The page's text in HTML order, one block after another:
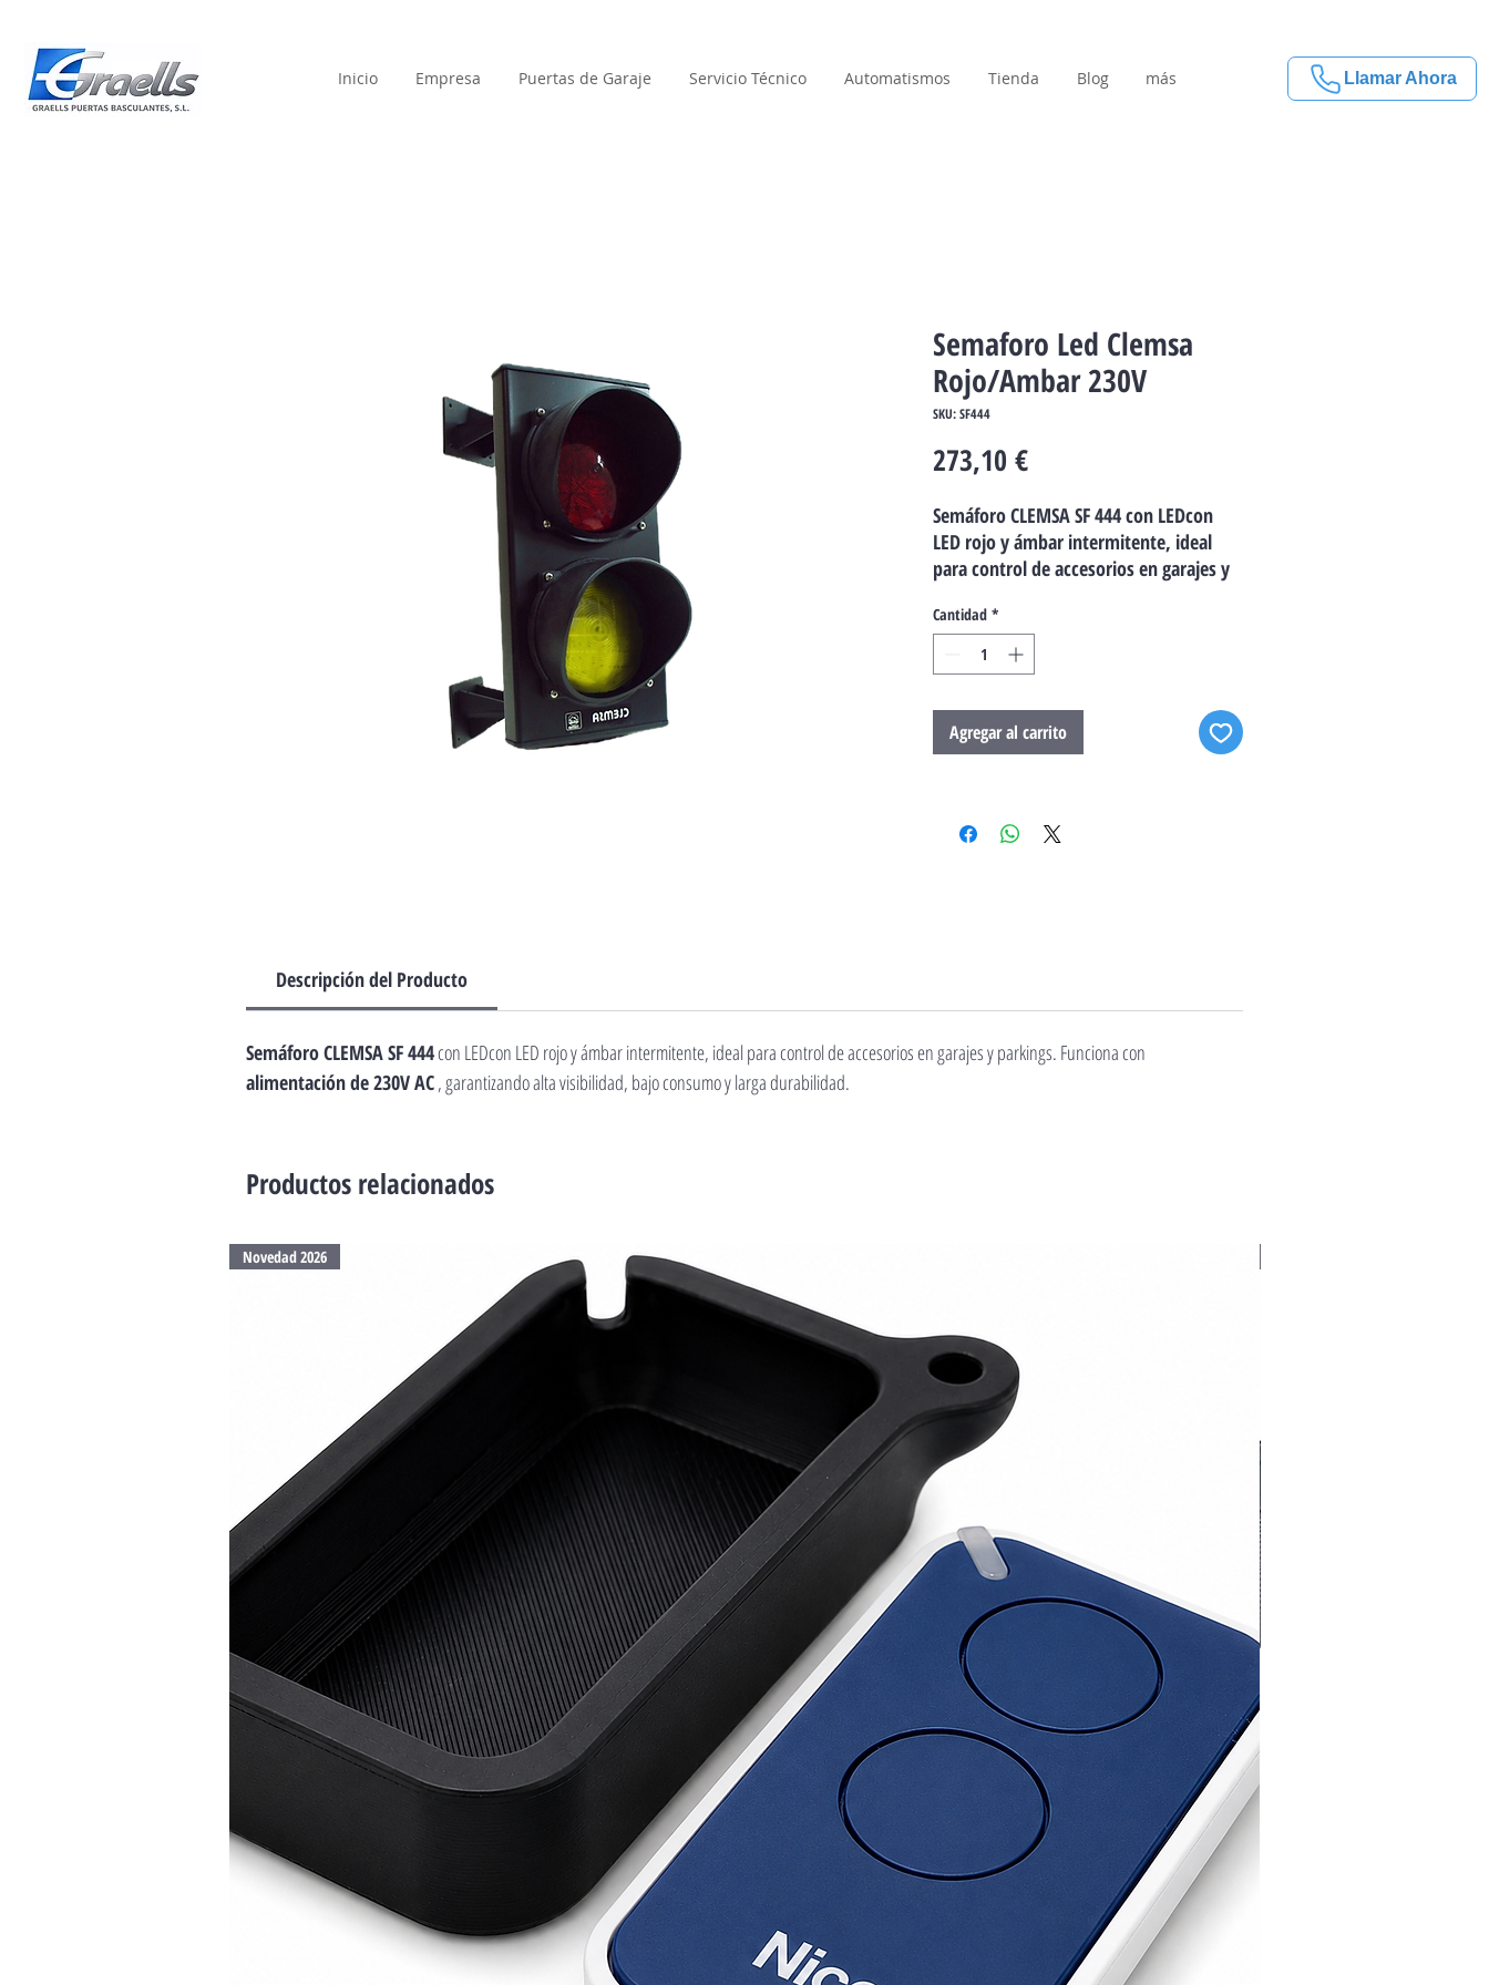
Inicio Empresa Puertas de Garaje Servicio Técnico Automatismos Tienda Blog más Llamar Ahora
Semaforo Led Clemsa
Rojo/Ambar 230V
SKU: SF444
273,10 €Precio
Semáforo CLEMSA SF 444con LEDcon
LED rojo y ámbar intermitente, ideal
para control de accesorios en garajes y
Cantidad *
Agregar al carrito
Descripción del Producto
Semáforo CLEMSA SF 444con LEDcon LED rojo y ámbar intermitente, ideal para control de accesorios en garajes y parkings. Funciona con
alimentación de 230V AC, garantizando alta visibilidad, bajo consumo y larga durabilidad.
Productos relacionados
Novedad 2026